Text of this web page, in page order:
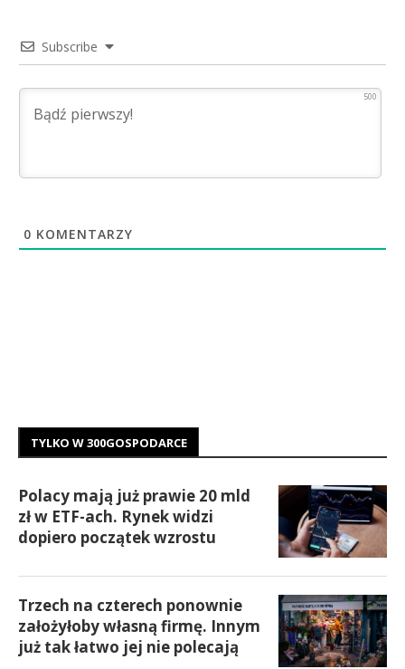
Subscribe
500
0 KOMENTARZY
TYLKO W 300GOSPODARCE
Polacy mają już prawie 20 mld
zł w ETF-ach. Rynek widzi
dopiero początek wzrostu
Trzech na czterech ponownie
założyłoby własną firmę. Innym
już tak łatwo jej nie polecają